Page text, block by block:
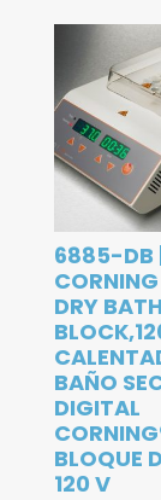
6885-DB
DRY
BAÑO
DIGITAL
BLOQUE
120 V